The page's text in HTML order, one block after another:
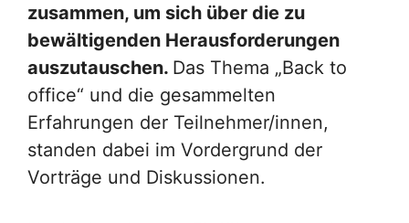
zusammen, um sich über die zu
bewältigenden Herausforderungen
auszutauschen. Das Thema „Back to
office“ und die gesammelten
Erfahrungen der Teilnehmer/innen,
standen dabei im Vordergrund der
Vorträge und Diskussionen.